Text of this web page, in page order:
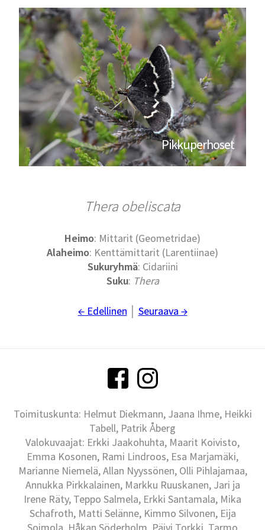
Pikkuperhoset
Thera obeliscata
Heimo: Mittarit (Geometridae)
Alaheimo: Kenttämittarit (Larentiinae)
Sukuryhmä: Cidariini
Suku: Thera
← Edellinen Seuraava →
Toimituskunta: Helmut Diekmann, Jaana Ihme, Heikki
Tabell, Patrik Åberg
Valokuvaajat: Erkki Jaakohuhta, Maarit Koivisto,
Emma Kosonen, Rami Lindroos, Esa Marjamäki,
Marianne Niemelä, Allan Nyyssönen, Olli Pihlajamaa,
Annukka Pirkkalainen, Markku Ruuskanen, Jari ja
Irene Räty, Teppo Salmela, Erkki Santamala, Mika
Schafroth, Matti Selänne, Kimmo Silvonen, Eija